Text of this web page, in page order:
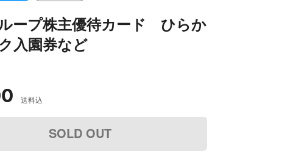
ープ株主優待カード ひらか
入園券など
送料込
SOLD OUT